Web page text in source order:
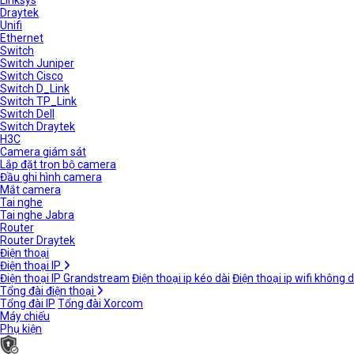
Draytek
Unifi
Ethernet
Switch
Switch Juniper
Switch Cisco
Switch D_Link
Switch TP_Link
Switch Dell
Switch Draytek
H3C
Camera giám sát
Lắp đặt trọn bộ camera
Đầu ghi hình camera
Mắt camera
Tai nghe
Tai nghe Jabra
Router
Router Draytek
Điện thoại
Điện thoại IP
Điện thoại IP Grandstream Điện thoại ip kéo dài Điện thoại ip wifi không
Tổng đài điện thoại
Tổng đài IP Tổng đài Xorcom
Máy chiếu
Phụ kiện